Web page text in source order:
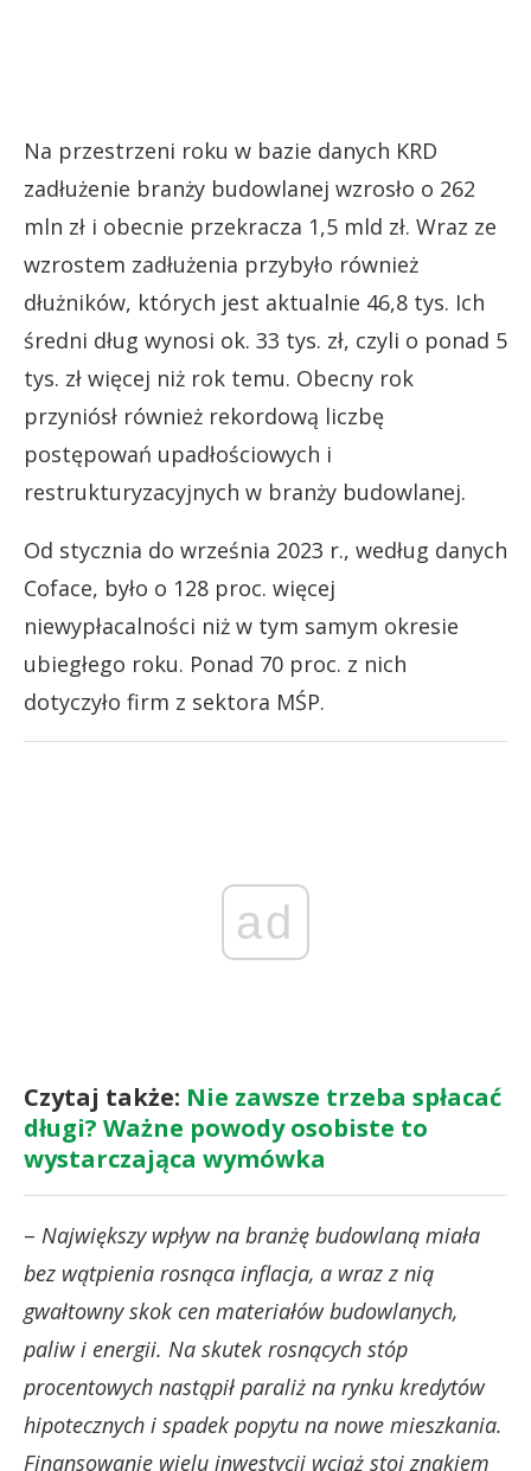
Na przestrzeni roku w bazie danych KRD
zadłużenie branży budowlanej wzrosło o 262
mln zł i obecnie przekracza 1,5 mld zł. Wraz ze
wzrostem zadłużenia przybyło również
dłużników, których jest aktualnie 46,8 tys. Ich
średni dług wynosi ok. 33 tys. zł, czyli o ponad 5
tys. zł więcej niż rok temu. Obecny rok
przyniósł również rekordową liczbę
postępowań upadłościowych i
restrukturyzacyjnych w branży budowlanej.
Od stycznia do września 2023 r., według danych
Coface, było o 128 proc. więcej
niewypłacalności niż w tym samym okresie
ubiegłego roku. Ponad 70 proc. z nich
dotyczyło firm z sektora MŚP.
ad
Czytaj także: Nie zawsze trzeba spłacać
długi? Ważne powody osobiste to
wystarczająca wymówka
– Największy wpływ na branżę budowlaną miała
bez wątpienia rosnąca inflacja, a wraz z nią
gwałtowny skok cen materiałów budowlanych,
paliw i energii. Na skutek rosnących stóp
procentowych nastąpił paraliż na rynku kredytów
hipotecznych i spadek popytu na nowe mieszkania.
Finansowanie wielu inwestycji wciąż stoi znakiem